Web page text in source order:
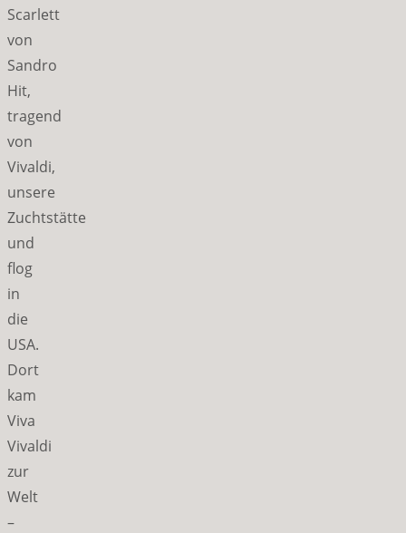
Scarlett
von
Sandro
Hit,
tragend
von
Vivaldi,
unsere
Zuchtstätte
und
flog
in
die
USA.
Dort
kam
Viva
Vivaldi
zur
Welt
–